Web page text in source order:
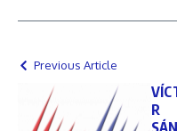
Previous Article
R